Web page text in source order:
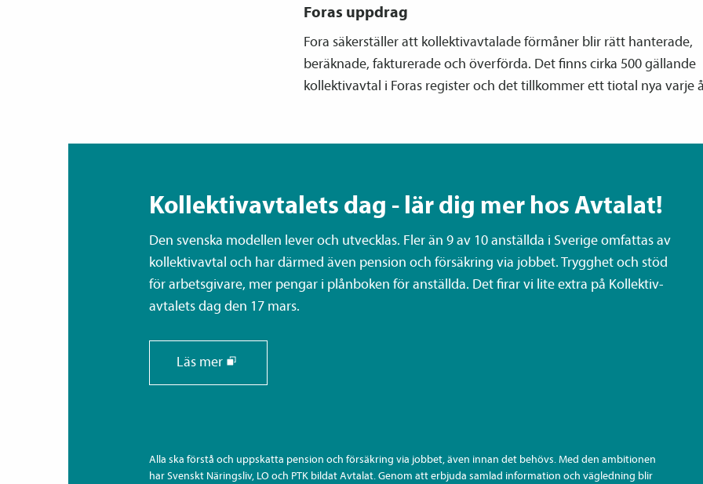
Foras uppdrag
Fora säkerställer att kollektiv­avtalade förmåner blir rätt hanterade,
beräknade, fakturerade och överförda. Det finns cirka 500 gällande
kollektiv­avtal i Foras register och det tillkommer ett tiotal nya varje
Kollektiv­avtalets dag - lär dig mer hos Avtalat!
Den svenska modellen lever och utvecklas. Fler än 9 av 10 anställda i Sverige omfattas av
kollektiv­avtal och har därmed även pension och försäkring via jobbet. Trygghet och stöd
för arbetsgivare, mer pengar i plånboken för anställda. Det firar vi lite extra på Kollektiv­
avtalets dag den 17 mars.
Läs mer
Alla ska förstå och uppskatta pension och försäkring via jobbet, även innan det behövs. Med den ambitionen
har Svenskt Näringsliv, LO och PTK bildat Avtalat. Genom att erbjuda samlad information och vägledning blir